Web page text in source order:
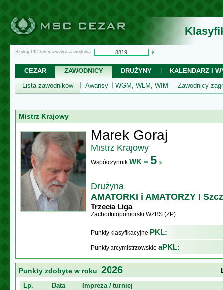
Szukaj PID lub nazwisko zawodnika:
CEZAR ZAWODNICY DRUŻYNY
KALENDARZ I
Lista zawodników
Awansy WGM, WLM, WIM Zawodnicy
Mistrz Krajowy
Marek Goraj
Mistrz Krajowy
Współczynnik WK = 5
Drużyna
AMATORKI i AMATORZY I
Trzecia Liga
Zachodniopomorski WZBS (ZP)
Punkty klasyfikacyjne PKL:
Punkty arcymistrzowskie aPKL:
Punkty zdobyte w roku 2026
Lp.
Data Impreza / turniej